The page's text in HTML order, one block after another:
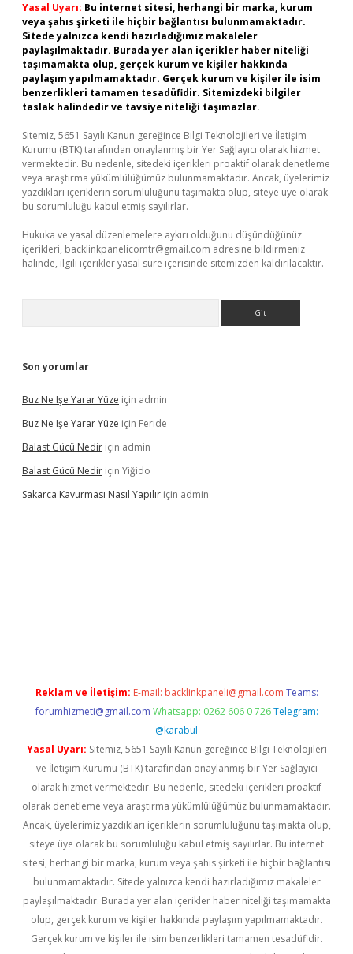
Yasal Uyarı: Bu internet sitesi, herhangi bir marka, kurum
veya şahıs şirketi ile hiçbir bağlantısı bulunmamaktadır.
Sitede yalnızca kendi hazırladığımız makaleler
paylaşılmaktadır. Burada yer alan içerikler haber niteliği
taşımamakta olup, gerçek kurum ve kişiler hakkında
paylaşım yapılmamaktadır. Gerçek kurum ve kişiler ile isim
benzerlikleri tamamen tesadüfidir. Sitemizdeki bilgiler
taslak halindedir ve tavsiye niteliği taşımazlar.
Sitemiz, 5651 Sayılı Kanun gereğince Bilgi Teknolojileri ve İletişim
Kurumu (BTK) tarafından onaylanmış bir Yer Sağlayıcı olarak hizmet
vermektedir. Bu nedenle, sitedeki içerikleri proaktif olarak denetleme
veya araştırma yükümlülüğümüz bulunmamaktadır. Ancak, üyelerimiz
yazdıkları içeriklerin sorumluluğunu taşımakta olup, siteye üye olarak
bu sorumluluğu kabul etmiş sayılırlar.
Hukuka ve yasal düzenlemelere aykırı olduğunu düşündüğünüz
içerikleri, backlinkpanelicomtr@gmail.com adresine bildirmeniz
halinde, ilgili içerikler yasal süre içerisinde sitemizden kaldırılacaktır.
Son yorumlar
Buz Ne Işe Yarar Yüze için admin
Buz Ne Işe Yarar Yüze için Feride
Balast Gücü Nedir için admin
Balast Gücü Nedir için Yiğido
Sakarca Kavurması Nasıl Yapılır için admin
Reklam ve İletişim: E-mail: backlinkpaneli@gmail.com Teams:
forumhizmeti@gmail.com Whatsapp: 0262 606 0 726 Telegram:
@karabul
Yasal Uyarı: Sitemiz, 5651 Sayılı Kanun gereğince Bilgi Teknolojileri
ve İletişim Kurumu (BTK) tarafından onaylanmış bir Yer Sağlayıcı
olarak hizmet vermektedir. Bu nedenle, sitedeki içerikleri proaktif
olarak denetleme veya araştırma yükümlülüğümüz bulunmamaktadır.
Ancak, üyelerimiz yazdıkları içeriklerin sorumluluğunu taşımakta olup,
siteye üye olarak bu sorumluluğu kabul etmiş sayılırlar. Bu internet
sitesi, herhangi bir marka, kurum veya şahıs şirketi ile hiçbir bağlantısı
bulunmamaktadır. Sitede yalnızca kendi hazırladığımız makaleler
paylaşılmaktadır. Burada yer alan içerikler haber niteliği taşımamakta
olup, gerçek kurum ve kişiler hakkında paylaşım yapılmamaktadır.
Gerçek kurum ve kişiler ile isim benzerlikleri tamamen tesadüfidir.